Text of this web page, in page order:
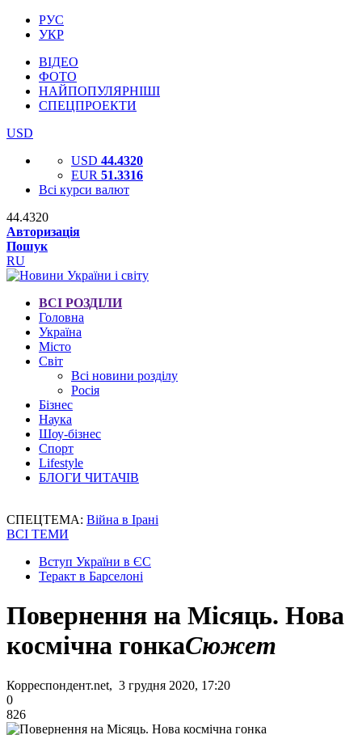
РУС
УКР
ВІДЕО
ФОТО
НАЙПОПУЛЯРНІШІ
СПЕЦПРОЕКТИ
USD
USD 44.4320
EUR 51.3316
Всі курси валют
44.4320
Авторизація
Пошук
RU
ВСІ РОЗДІЛИ
Головна
Україна
Місто
Світ
Всі новини розділу
Росія
Бізнес
Наука
Шоу-бізнес
Спорт
Lifestyle
БЛОГИ ЧИТАЧІВ
СПЕЦТЕМА: Війна в Ірані
ВСІ ТЕМИ
Вступ України в ЄС
Теракт в Барселоні
Повернення на Місяць. Нова
космічна гонкаСюжет
Корреспондент.net, 3 грудня 2020, 17:20
0
826